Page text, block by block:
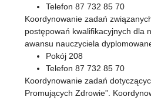
Telefon 87 732 85 70
Koordynowanie zadań
postępowań kwalifikacyjnych dla
awansu nauczyciela
Pokój 208
Telefon 87 732 85 70
Koordynowanie zadań
Promujących Zdrowie”.